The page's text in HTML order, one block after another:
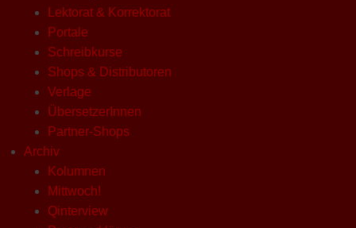
Lektorat & Korrektorat
Portale
Schreibkurse
Shops & Distributoren
Verlage
ÜbersetzerInnen
Partner-Shops
Archiv
Kolumnen
Mittwoch!
Qinterview